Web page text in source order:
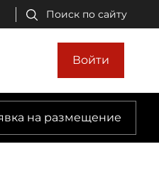
Поиск по сайту
Войти
на размещение